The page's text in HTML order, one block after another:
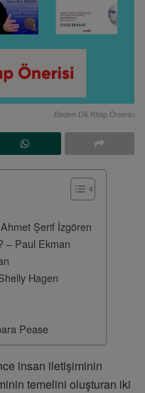
Beden Dili Kitap Önerisi
Şerif İzgören
– Paul Ekman
Hagen
Pease
insan iletişiminin
temelini oluşturan iki